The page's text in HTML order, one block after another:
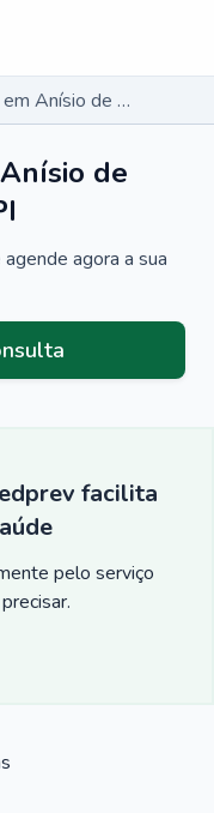
Clínico Geral em Anísio de Abreu - PI
de
agora a sua
facilita
pelo serviço